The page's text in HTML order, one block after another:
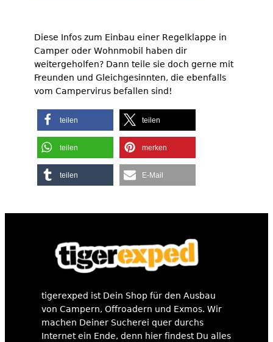
Diese Infos zum Einbau einer Regelklappe in
Camper oder Wohnmobil haben dir
weitergeholfen? Dann teile sie doch gerne mit
Freunden und Gleichgesinnten, die ebenfalls
vom Campervirus befallen sind!
teilen teilen
teilen merken
teilen E-Mail
tigerexped ist Dein Shop für den Ausbau
von Campern, Offroadern und Exmos. Wir
machen Deiner Sucherei quer durchs
Internet ein Ende, denn hier findest Du alles